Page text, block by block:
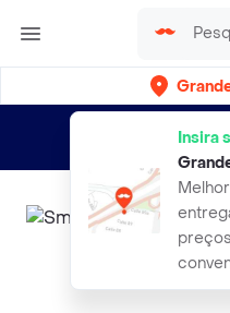
Insira
Entregas